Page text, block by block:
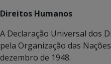
Direitos Humanos
A Declaração Universal dos
pela Organização das
dezembro de 1948.